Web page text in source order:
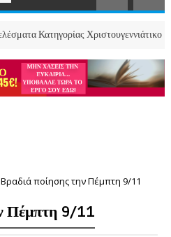
Χριστουγεννιάτικου Ποιήματος-
Βραδιά ποίησης την Πέμπτη 9/11
Πέμπτη 9/11